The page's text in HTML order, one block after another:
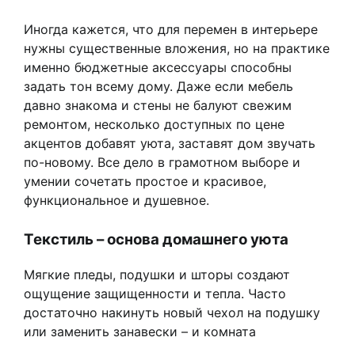
Иногда кажется, что для перемен в интерьере
нужны существенные вложения, но на практике
именно бюджетные аксессуары способны
задать тон всему дому. Даже если мебель
давно знакома и стены не балуют свежим
ремонтом, несколько доступных по цене
акцентов добавят уюта, заставят дом звучать
по-новому. Все дело в грамотном выборе и
умении сочетать простое и красивое,
функциональное и душевное.
Текстиль – основа домашнего уюта
Мягкие пледы, подушки и шторы создают
ощущение защищенности и тепла. Часто
достаточно накинуть новый чехол на подушку
или заменить занавески – и комната